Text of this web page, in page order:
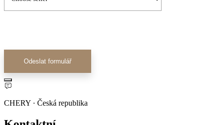
Odeslat formulář
CHERY · Česká republika